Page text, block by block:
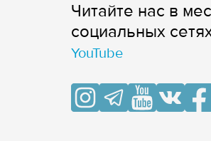
Читайте нас в
cоциальных
YouTube